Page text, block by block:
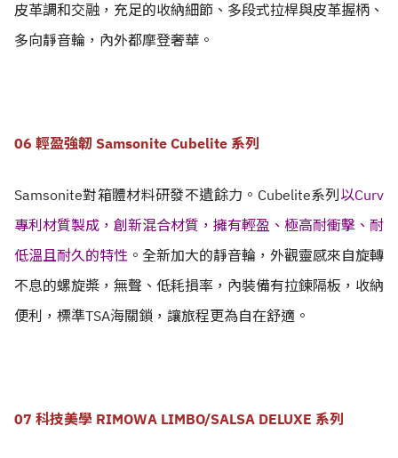
皮革調和交融，充足的收納細節、多段式拉桿與皮革握柄、
多向靜音輪，內外都摩登奢華。
06 輕盈強韌 Samsonite Cubelite 系列
Samsonite對箱體材料研發不遺餘力。Cubelite系列 以Curv
專利材質製成，創新混合材質，擁有輕盈、極高耐衝擊、耐
低溫且耐久的特性 。全新加大的靜音輪，外觀靈感來自旋轉
不息的螺旋槳，無聲、低耗損率，內裝備有拉鍊隔板，收納
便利，標準TSA海關鎖，讓旅程更為自在舒適。
07 科技美學 RIMOWA LIMBO/SALSA DELUXE 系列